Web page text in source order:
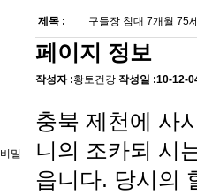
비밀번호
제목 : 구들장 침대 7개월 75
페이지 정보
작성자 :황토건강 작성일 :10-12-
충북 제천에 사
니의 조카되 시
읍니다. 당시의